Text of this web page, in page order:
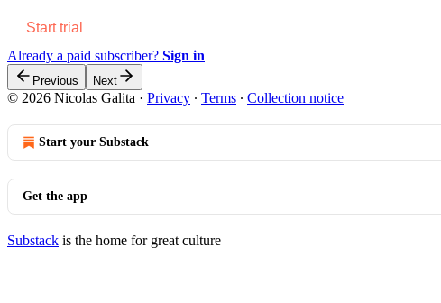
Start trial
Already a paid subscriber? Sign in
Previous Next
© 2026 Nicolas Galita · Privacy ∙ Terms ∙ Collection notice
Start your Substack
Get the app
Substack is the home for great culture